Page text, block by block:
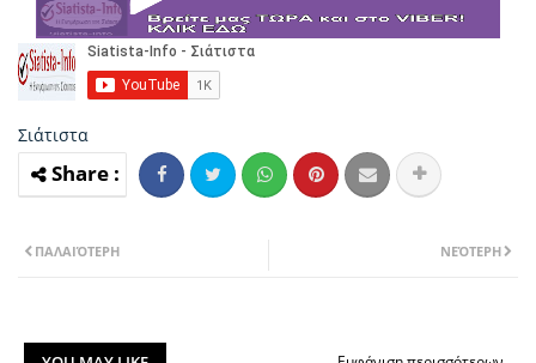
Σιάτιστα
ΝΕΌΤΕΡΗ
ΠΑΛΑΙΌΤΕΡΗ